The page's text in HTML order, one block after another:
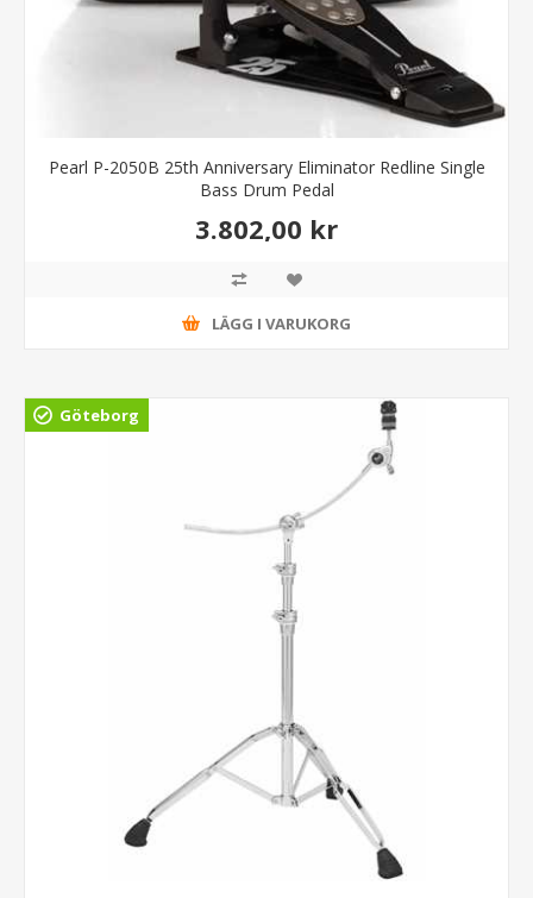
Pearl P-2050B 25th Anniversary Eliminator Redline Single
Bass Drum Pedal
3.802,00 kr
LÄGG I VARUKORG
Göteborg